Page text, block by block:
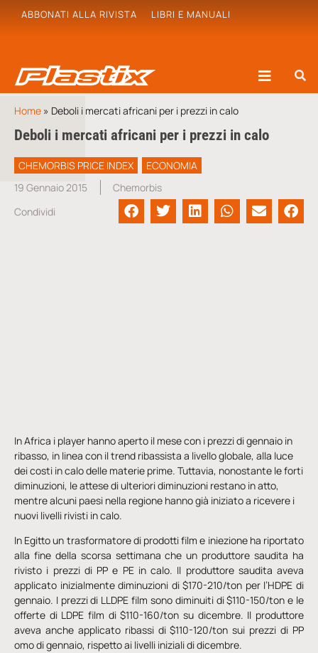
ABBONATI ALLA RIVISTA LIBRI E MANUALI
Home » Deboli i mercati africani per i prezzi in calo
Deboli i mercati africani per i prezzi in calo
CHEMORBIS PRICE INDEX
ECONOMIA
19 Gennaio 2015
Chemorbis
Condividi
In Africa i player hanno aperto il mese con i prezzi di gennaio in
ribasso, in linea con il trend ribassista a livello globale, alla luce
dei costi in calo delle materie prime. Tuttavia, nonostante le forti
diminuzioni, le attese di ulteriori diminuzioni restano in atto,
mentre alcuni paesi nella regione hanno già iniziato a ricevere i
nuovi livelli rivisti in calo.
In Egitto un trasformatore di prodotti film e iniezione ha riportato
alla fine della scorsa settimana che un produttore saudita ha
rivisto i prezzi di PP e PE in calo. Il produttore saudita aveva
applicato inizialmente diminuzioni di $170-210/ton per l’HDPE di
gennaio. I prezzi di LLDPE film sono diminuiti di $110-150/ton e le
offerte di LDPE film di $110-160/ton su dicembre. Il produttore
aveva anche applicato ribassi di $110-120/ton sui prezzi di PP
omo di gennaio, rispetto ai livelli iniziali di dicembre.